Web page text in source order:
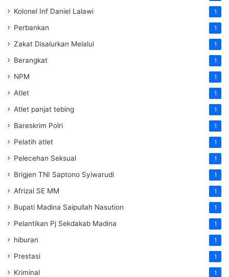
Kolonel Inf Daniel Lalawi 1
Perbankan 1
Zakat Disalurkan Melalui 1
Berangkat 1
NPM 1
Atlet 1
Atlet panjat tebing 1
Bareskrim Polri 1
Pelatih atlet 1
Pelecehan Seksual 1
Brigjen TNI Saptono Syiwarudi 1
Afrizal SE MM 1
Bupati Madina Saipullah Nasution 1
Pelantikan Pj Sekdakab Madina 1
hiburan 1
Prestasi 1
Kriminal 1